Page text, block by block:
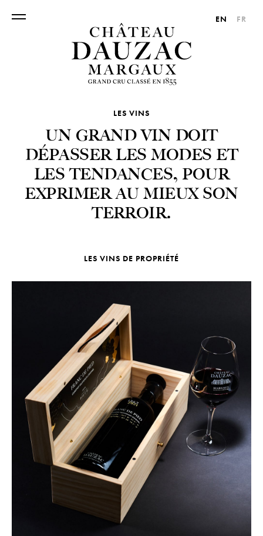
EN FR
LES VINS
UN GRAND VIN DOIT
DÉPASSER LES MODES ET
LES TENDANCES, POUR
EXPRIMER AU MIEUX SON
TERROIR.
LES VINS DE PROPRIÉTÉ